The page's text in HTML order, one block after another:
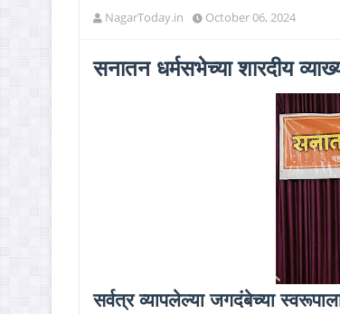
NagarToday.in October 06, 2024
सनातन धर्मसभेच्या शारदीय
सर्वत्र व्यापलेल्या जगदंबेच्या